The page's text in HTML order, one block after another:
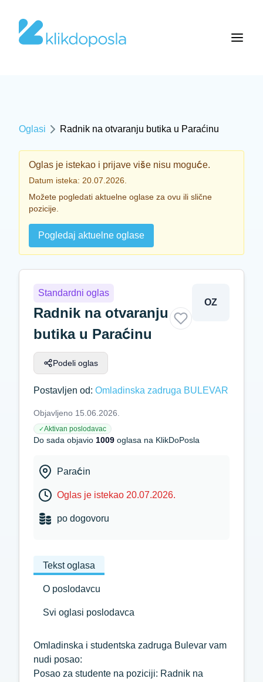
Oglasi Radnik na otvaranju butika u Paraćinu
Oglas je istekao i prijave više nisu moguće.
Datum isteka: 20.07.2026.
Možete pogledati aktuelne oglase za ovu ili slične
pozicije.
Pogledaj aktuelne oglase
Standardni oglas
Radnik na otvaranju
butika u Paraćinu
Podeli oglas
OZ
Postavljen od: Omladinska zadruga BULEVAR
Objavljeno 15.06.2026.
✓Aktivan poslodavac
Do sada objavio 1009 oglasa na KlikDoPosla
Paraćin
Oglas je istekao 20.07.2026.
po dogovoru
Tekst oglasa
O poslodavcu
Svi oglasi poslodavca
Omladinska i studentska zadruga Bulevar vam
nudi posao:
Posao za studente na poziciji: Radnik na